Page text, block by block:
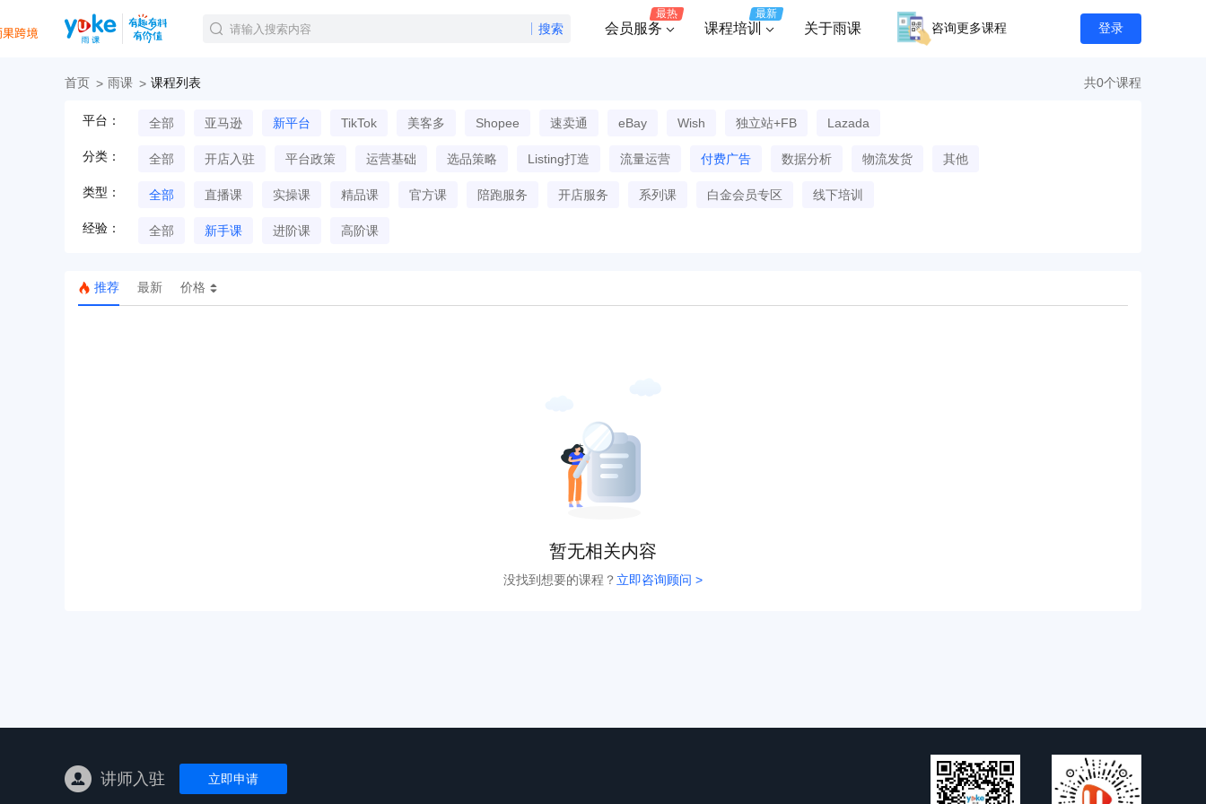
搜索 会员服务
最热
课程培训
最新
关于雨课 咨询更多课程 登录
首页 雨课 课程列表 共0个课程
平台： 全部 亚马逊 新平台 TikTok 美客多 Shopee 速卖通 eBay Wish 独立站+FB Lazada
分类： 全部 开店入驻 平台政策 运营基础 选品策略 Listing打造 流量运营 付费广告 数据分析 物流发货 其他
类型： 全部 直播课 实操课 精品课 官方课 陪跑服务 开店服务 系列课 白金会员专区 线下培训
经验： 全部 新手课 进阶课 高阶课
推荐 最新 价格
暂无相关内容
没找到想要的课程？ 立即咨询顾问 >
讲师入驻 立即申请